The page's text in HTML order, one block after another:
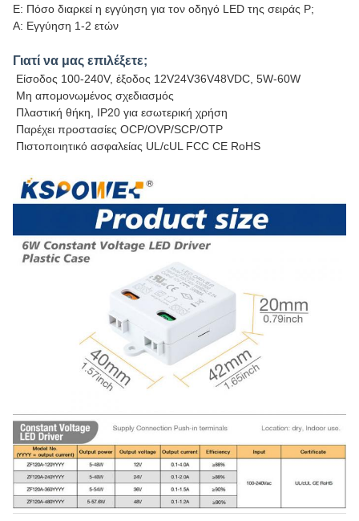
Ε: Πόσο διαρκεί η εγγύηση για τον οδηγό LED της σειράς P;
Α: Εγγύηση 1-2 ετών
Γιατί να μας επιλέξετε;
Είσοδος 100-240V, έξοδος 12V24V36V48VDC, 5W-60W
Μη απομονωμένος σχεδιασμός
Πλαστική θήκη, IP20 για εσωτερική χρήση
Παρέχει προστασίες OCP/OVP/SCP/OTP
Πιστοποιητικό ασφαλείας UL/cUL FCC CE RoHS